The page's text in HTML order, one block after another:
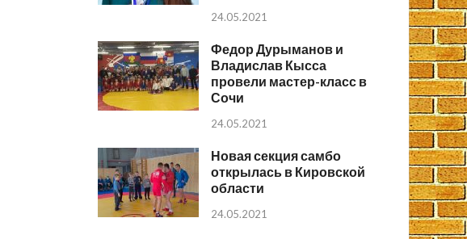
24.05.2021
Федор Дурыманов и
Владислав Кысса
провели мастер-класс в
Сочи
24.05.2021
Новая секция самбо
открылась в Кировской
области
24.05.2021